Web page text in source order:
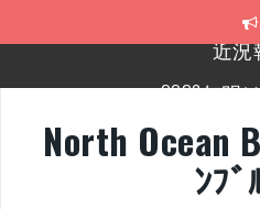
2026年明
近況
ヤッチマッ
North Ocean
ﾝﾌﾞ